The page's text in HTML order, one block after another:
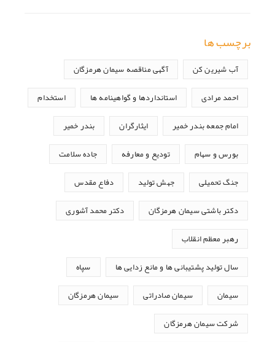
برچسب ها
آب شیرین کن آگهی مناقصه سیمان هرمزگان
احمد مرادی استانداردها و گواهینامه ها استخدام
امام جمعه بندر خمیر ایثارگران بندر خمیر
بورس و سهام تودیع و معارفه جاده سلامت
جنگ تحمیلی جهش تولید دفاع مقدس
دکتر باشتی سیمان هرمزگان دکتر محمد آشوری
رهبر معظم انقلاب
سال تولید پشتیبانی ها و مانع زدایی ها سپاه
سیمان سیمان صادراتی سیمان هرمزگان
شرکت سیمان هرمزگان